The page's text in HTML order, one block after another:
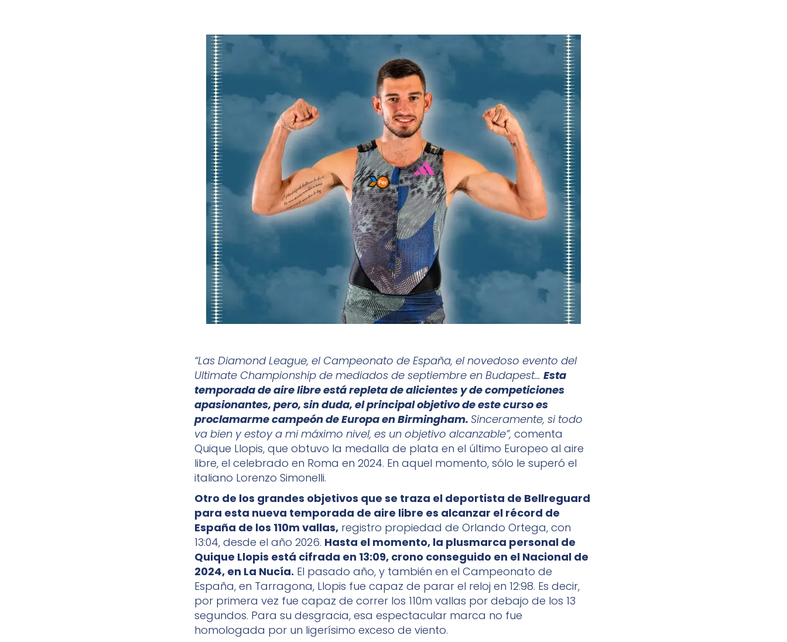
“Las Diamond League, el Campeonato de España, el novedoso evento del
Ultimate Championship de mediados de septiembre en Budapest… Esta
temporada de aire libre está repleta de alicientes y de competiciones
apasionantes, pero, sin duda, el principal objetivo de este curso es
proclamarme campeón de Europa en Birmingham. Sinceramente, si todo
va bien y estoy a mi máximo nivel, es un objetivo alcanzable”, comenta
Quique Llopis, que obtuvo la medalla de plata en el último Europeo al aire
libre, el celebrado en Roma en 2024. En aquel momento, sólo le superó el
italiano Lorenzo Simonelli.
Otro de los grandes objetivos que se traza el deportista de Bellreguard
para esta nueva temporada de aire libre es alcanzar el récord de
España de los 110m vallas, registro propiedad de Orlando Ortega, con
13:04, desde el año 2026. Hasta el momento, la plusmarca personal de
Quique Llopis está cifrada en 13:09, crono conseguido en el Nacional de
2024, en La Nucía. El pasado año, y también en el Campeonato de
España, en Tarragona, Llopis fue capaz de parar el reloj en 12:98. Es decir,
por primera vez fue capaz de correr los 110m vallas por debajo de los 13
segundos. Para su desgracia, esa espectacular marca no fue
homologada por un ligerísimo exceso de viento.